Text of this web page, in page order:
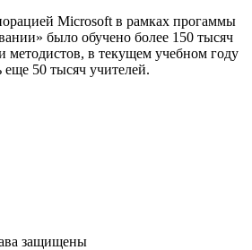
Microsoft в рамках прогаммы
было обучено более 150 тысяч
методистов, в текущем учебном году
еще 50 тысяч учителей.
защищены